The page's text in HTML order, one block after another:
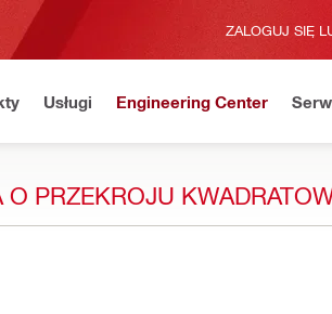
ZALOGUJ SIĘ
Usługi Engineering Center
O PRZEKROJU